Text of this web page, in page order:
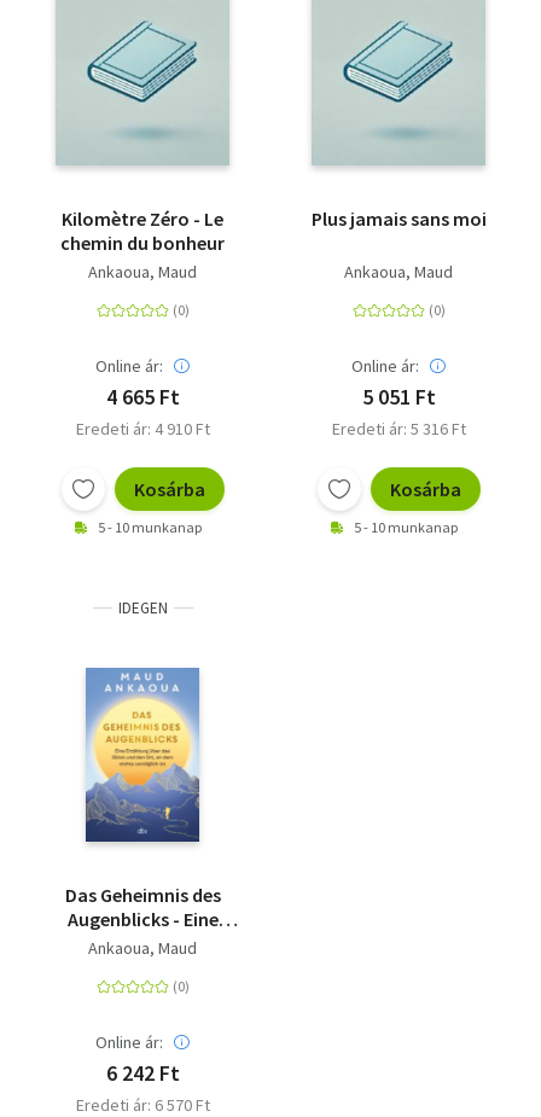
Kilomètre Zéro - Le
chemin du bonheur
Ankaoua, Maud
Online ár:
4 665 Ft
Eredeti ár: 4 910 Ft
Kosárba
5 - 10 munkanap
Plus jamais sans moi
Ankaoua, Maud
Online ár:
5 051 Ft
Eredeti ár: 5 316 Ft
Kosárba
5 - 10 munkanap
IDEGEN
Das Geheimnis des
Augenblicks - Eine
Erzählung über das
dem nichts unmöglich
Bestseller aus
Frankreich
Ankaoua, Maud
Online ár:
6 242 Ft
Eredeti ár: 6 570 Ft